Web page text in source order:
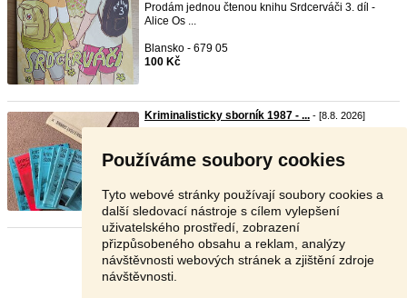
Používáme soubory cookies
Tyto webové stránky používají soubory cookies a
další sledovací nástroje s cílem vylepšení
uživatelského prostředí, zobrazení
přizpůsobeného obsahu a reklam, analýzy
návštěvnosti webových stránek a zjištění zdroje
návštěvnosti.
Prodám jednou čtenou knihu Srdcerváči 3. díl -
Alice Os ...
Blansko - 679 05
100 Kč
Kriminalisticky sborník 1987 - ... - [8.8. 2026]
Brno - 602 00
Stránka: 1 2 3 Další